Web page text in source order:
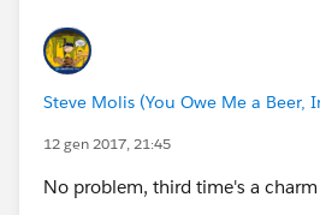
Steve Molis (You Owe Me a Beer,
12 gen 2017, 21:45
No problem, third time's a charm